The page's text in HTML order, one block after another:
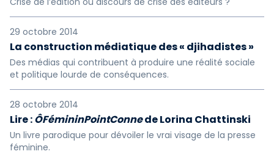
29 octobre 2014
La construction médiatique des « djihadistes »
Des médias qui contribuent à produire une réalité sociale
et politique lourde de conséquences.
28 octobre 2014
Lire :ÔFémininPointConnede Lorina Chattinski
Un livre parodique pour dévoiler le vrai visage de la presse
féminine.